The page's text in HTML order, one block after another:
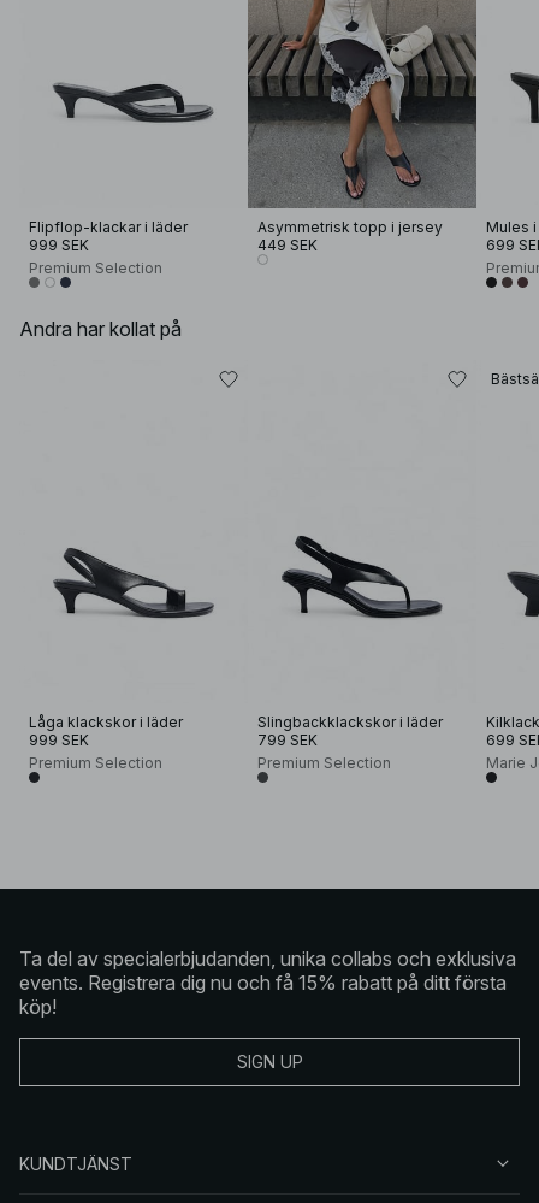
Flipflop-klackar i läder
999 SEK
Premium Selection
Asymmetrisk topp i jersey
449 SEK
Mules
699
Andra har kollat på
Låga klackskor i läder
999 SEK
Premium Selection
Slingbackklackskor i läder
799 SEK
Premium Selection
699
Marie
Ta del av specialerbjudanden, unika collabs och exklusiva
events. Registrera dig nu och få 15% rabatt på ditt första
köp!
SIGN UP
KUNDTJÄNST